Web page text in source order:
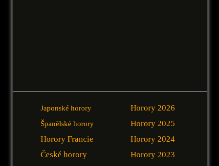
Japonské horory
Španělské horory
Horory Francie
České horory
Horory 2026
Horory 2025
Horory 2024
Horory 2023